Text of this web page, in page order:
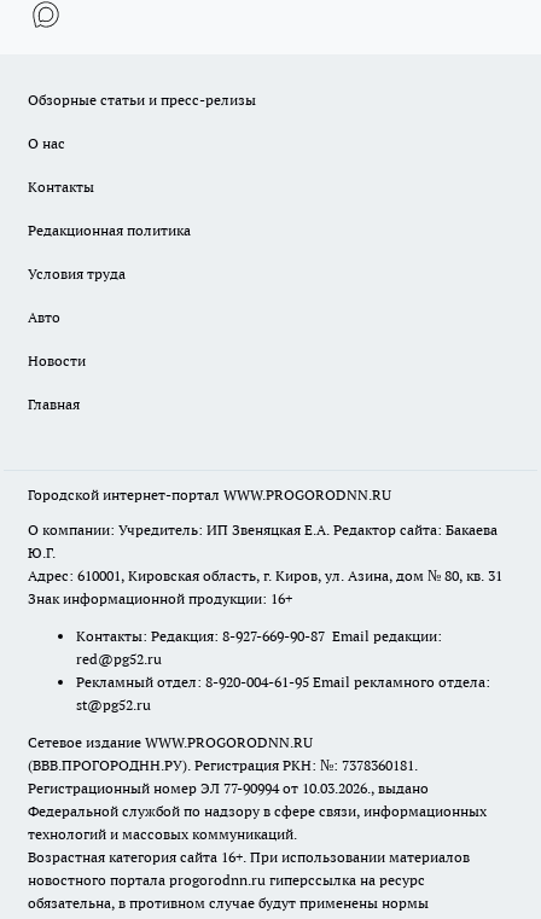
Обзорные статьи и пресс-релизы
О нас
Контакты
Редакционная политика
Условия труда
Авто
Новости
Главная
Городской интернет-портал WWW.PROGORODNN.RU
О компании: Учредитель: ИП Звеняцкая Е.А. Редактор сайта: Бакаева
Ю.Г.
Адрес: 610001, Кировская область, г. Киров, ул. Азина, дом № 80, кв. 31
Знак информационной продукции: 16+
Контакты: Редакция: 8-927-669-90-87 Email редакции:
red@pg52.ru
Рекламный отдел: 8-920-004-61-95 Email рекламного отдела:
st@pg52.ru
Сетевое издание WWW.PROGORODNN.RU
(ВВВ.ПРОГОРОДНН.РУ). Регистрация РКН: №: 7378360181.
Регистрационный номер ЭЛ 77-90994 от 10.03.2026., выдано
Федеральной службой по надзору в сфере связи, информационных
технологий и массовых коммуникаций.
Возрастная категория сайта 16+. При использовании материалов
новостного портала progorodnn.ru гиперссылка на ресурс
обязательна, в противном случае будут применены нормы